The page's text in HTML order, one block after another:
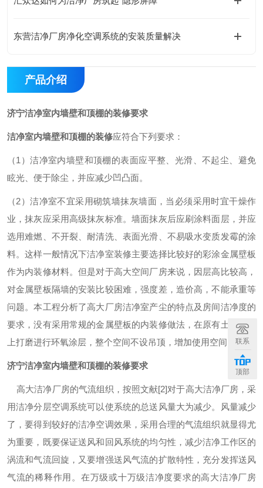
东营洁净厂房净化空调系统的安装质量解决
产品介绍
济宁洁净室内墙壁和顶棚的装修要求
洁净室内墙壁和顶棚的装修应符合下列要求：
（1 ）洁净室内墙壁和顶棚的表面应平整、光滑、不起尘、避免
眩光、便于除尘，并应减少凹凸面。
（2）洁净室不宜采用砌筑墙抹灰墙面，当必须采用时宜干燥作
业，抹灰应采用高级抹灰标准。墙面抹灰后应刷涂料面层，并应
选用难燃、不开裂、耐清洗、表面光滑、不易吸水变质发霉的涂
料。这样一般情况下洁净室装修主要选择比较好的彩涂金属壁板
作为内装修材料。但是对于高大空间厂房来说，因层高比较高，
对金属壁板隔墙的安装比较困难，强度差，造价高，不能承重等
问题。本工程分析了高大厂房洁净室产尘的特点及房间洁净度的
要求，没有采用常规的金属壁板的内装修做法，在原有土建墙体
上打磨进行环氧涂层，整个空间不设吊顶，增加使用空间。
济宁洁净室内墙壁和顶棚的装修要求
高大洁净厂房的气流组织 ，按照文献[2]对于高大洁净厂房，采
用洁净分层空调系统可以使系统的总送风量大为减少。风量减少
了，要得到较好的洁净空调效果，采用合理的气流组织就显得尤
为重要，既要保证送风和回风系统的均匀性，减少洁净工作区的
涡流和气流回旋，又要增强送风气流的扩散特性，充分发挥送风
气流的稀释作用。在万级或十万级洁净度要求的高大洁净厂房
联系
顶部